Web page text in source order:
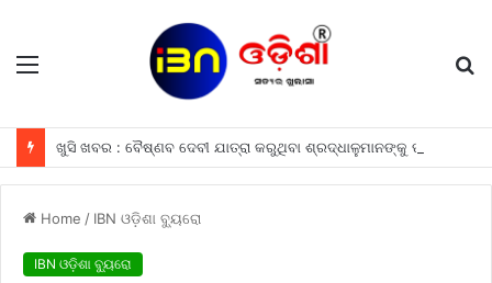
Menu
Home / IBN ଓଡ଼ିଶା ବ୍ୟୁରୋ
IBN ଓଡ଼ିଶା ବ୍ୟୁରୋ